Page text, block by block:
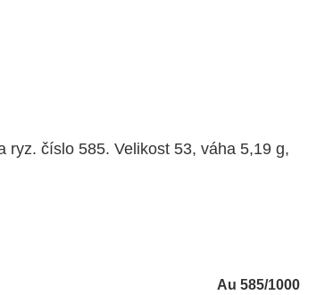
ryz. číslo 585. Velikost 53, váha 5,19 g,
Au 585/1000